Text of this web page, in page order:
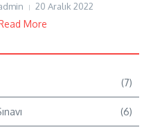
20 Aralık 2022
More
(7)
(6)